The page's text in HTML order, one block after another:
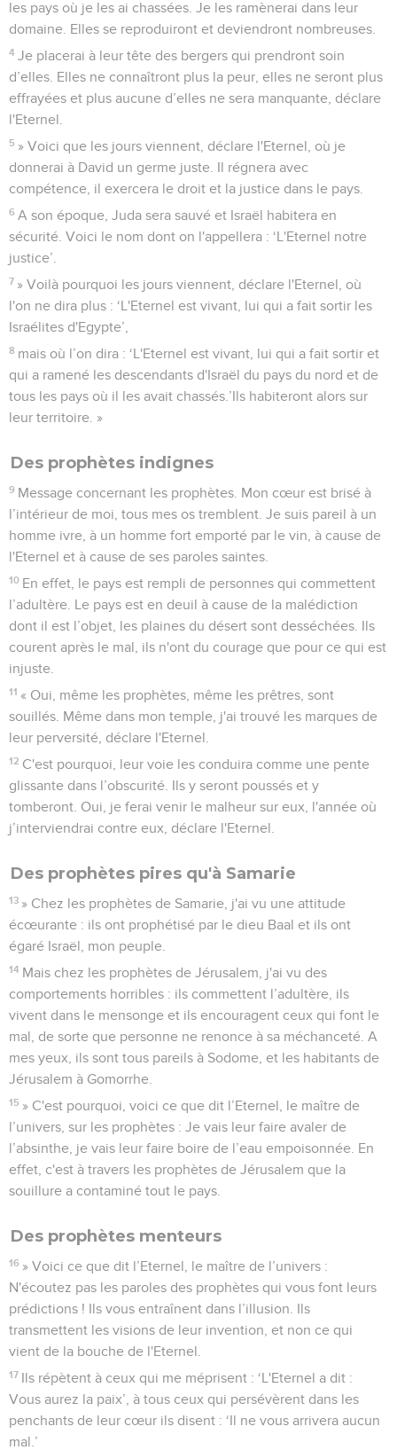
les pays où je les ai chassées. Je les ramènerai dans leur
domaine. Elles se reproduiront et deviendront nombreuses.
4 Je placerai à leur tête des bergers qui prendront soin
d’elles. Elles ne connaîtront plus la peur, elles ne seront plus
effrayées et plus aucune d’elles ne sera manquante, déclare
l'Eternel.
5 » Voici que les jours viennent, déclare l'Eternel, où je
donnerai à David un germe juste. Il régnera avec
compétence, il exercera le droit et la justice dans le pays.
6 A son époque, Juda sera sauvé et Israël habitera en
sécurité. Voici le nom dont on l'appellera : ‘L'Eternel notre
justice’.
7 » Voilà pourquoi les jours viennent, déclare l'Eternel, où
l'on ne dira plus : ‘L'Eternel est vivant, lui qui a fait sortir les
Israélites d'Egypte’,
8 mais où l’on dira : ‘L'Eternel est vivant, lui qui a fait sortir et
qui a ramené les descendants d'Israël du pays du nord et de
tous les pays où il les avait chassés.’Ils habiteront alors sur
leur territoire. »
Des prophètes indignes
9 Message concernant les prophètes. Mon cœur est brisé à
l’intérieur de moi, tous mes os tremblent. Je suis pareil à un
homme ivre, à un homme fort emporté par le vin, à cause de
l'Eternel et à cause de ses paroles saintes.
10 En effet, le pays est rempli de personnes qui commettent
l’adultère. Le pays est en deuil à cause de la malédiction
dont il est l’objet, les plaines du désert sont desséchées. Ils
courent après le mal, ils n'ont du courage que pour ce qui est
injuste.
11 « Oui, même les prophètes, même les prêtres, sont
souillés. Même dans mon temple, j'ai trouvé les marques de
leur perversité, déclare l'Eternel.
12 C'est pourquoi, leur voie les conduira comme une pente
glissante dans l’obscurité. Ils y seront poussés et y
tomberont. Oui, je ferai venir le malheur sur eux, l'année où
j’interviendrai contre eux, déclare l'Eternel.
Des prophètes pires qu'à Samarie
13 » Chez les prophètes de Samarie, j'ai vu une attitude
écœurante : ils ont prophétisé par le dieu Baal et ils ont
égaré Israël, mon peuple.
14 Mais chez les prophètes de Jérusalem, j'ai vu des
comportements horribles : ils commettent l’adultère, ils
vivent dans le mensonge et ils encouragent ceux qui font le
mal, de sorte que personne ne renonce à sa méchanceté. A
mes yeux, ils sont tous pareils à Sodome, et les habitants de
Jérusalem à Gomorrhe.
15 » C'est pourquoi, voici ce que dit l’Eternel, le maître de
l’univers, sur les prophètes : Je vais leur faire avaler de
l’absinthe, je vais leur faire boire de l’eau empoisonnée. En
effet, c'est à travers les prophètes de Jérusalem que la
souillure a contaminé tout le pays.
Des prophètes menteurs
16 » Voici ce que dit l’Eternel, le maître de l’univers :
N'écoutez pas les paroles des prophètes qui vous font leurs
prédictions ! Ils vous entraînent dans l’illusion. Ils
transmettent les visions de leur invention, et non ce qui
vient de la bouche de l'Eternel.
17 Ils répètent à ceux qui me méprisent : ‘L'Eternel a dit :
Vous aurez la paix’, à tous ceux qui persévèrent dans les
penchants de leur cœur ils disent : ‘Il ne vous arrivera aucun
mal.’